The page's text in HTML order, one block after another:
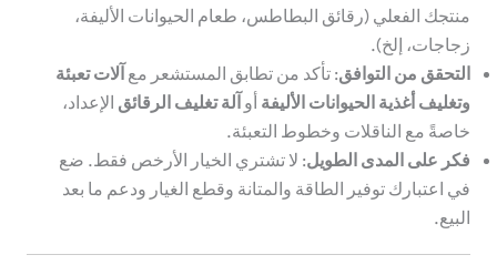
منتجك الفعلي (رقائق البطاطس، طعام الحيوانات الأليفة،
زجاجات، إلخ).
التحقق من التوافق: تأكد من تطابق المستشعر مع آلات تعبئة
وتغليف أغذية الحيوانات الأليفة أو آلة تغليف الرقائق الإعداد،
خاصةً مع الناقلات وخطوط التعبئة.
فكر على المدى الطويل: لا تشتري الخيار الأرخص فقط. ضع
في اعتبارك توفير الطاقة والمتانة وقطع الغيار ودعم ما بعد
البيع.